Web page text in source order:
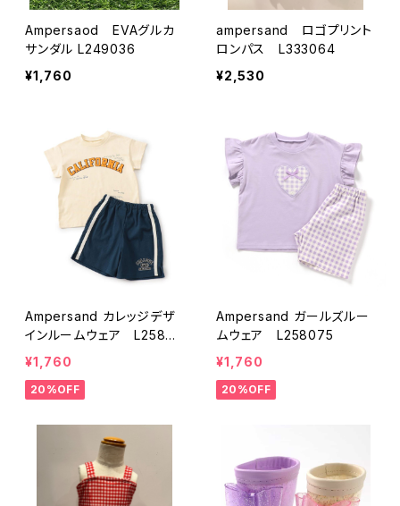
Ampersaod EVAグルカ
サンダル L249036
¥1,760
ampersand ロゴプリント
ロンパス L333064
¥2,530
Ampersand カレッジデザ
インルームウェア L25806
5
¥1,760
20%OFF
Ampersand ガールズルー
ムウェア L258075
¥1,760
20%OFF